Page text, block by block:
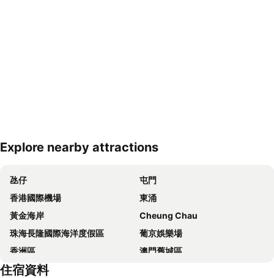
展開地圖
Explore nearby attractions
氹仔
屯門
香港國際機場
東涌
黃金海岸
Cheung Chau
珠海長隆國際海洋度假區
葡京娛樂場
香洲區
澳門舊城區
珠海拱北汽車客運站
住宿資料